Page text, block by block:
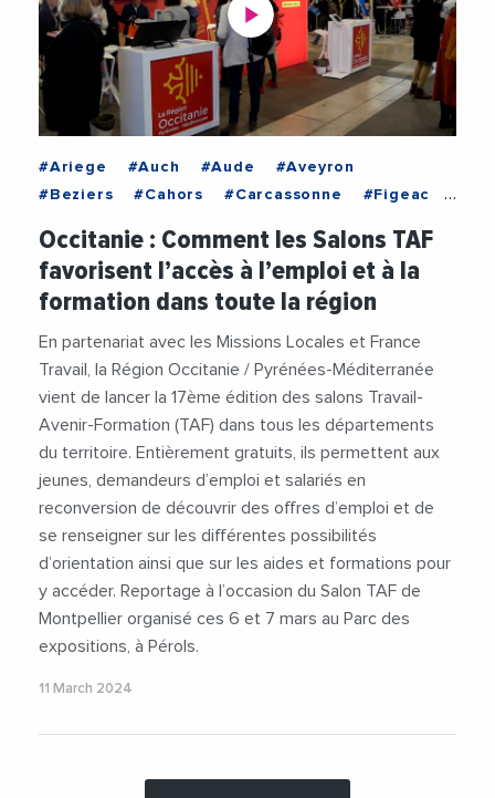
#Ariege #Auch #Aude
#Aveyron
#Beziers
#Cahors #Carcassonne
#Figeac
#HautesPyrenees
#Herault #Lot
#Lozere
#Mende
#Millau #Montauban
#Montpellier
#Nimes
#Occitanie #Rodez
#Tarbes
#TarnEtGaronne
#Toulouse
#CMAHerault
#DepartementDeLaLozere
#EmploiFormation
#Entreprises
#FranceTravailOccitanie
#KeyceAcademy
#MissionLocaleJeunes
#RegionOccitanie1
#SalonTAF
#Videos
Occitanie : Comment les Salons TAF
favorisent l’accès à l’emploi et à la
formation dans toute la région
En partenariat avec les Missions Locales et France
Travail, la Région Occitanie / Pyrénées-Méditerranée
vient de lancer la 17ème édition des salons Travail-
Avenir-Formation (TAF) dans tous les départements
du territoire. Entièrement gratuits, ils permettent aux
jeunes, demandeurs d’emploi et salariés en
reconversion de découvrir des offres d’emploi et de
se renseigner sur les différentes possibilités
d’orientation ainsi que sur les aides et formations pour
y accéder. Reportage à l’occasion du Salon TAF de
Montpellier organisé ces 6 et 7 mars au Parc des
expositions, à Pérols.
11 March 2024